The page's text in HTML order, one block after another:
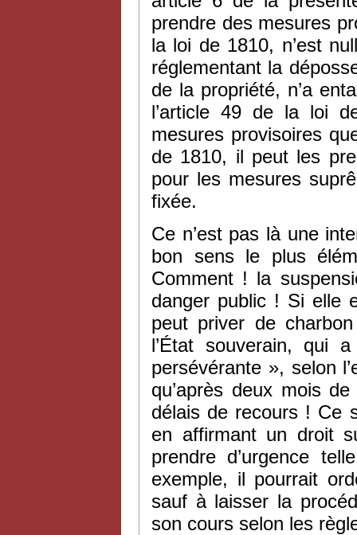
prendre des mesures
la loi de 1810, n’est
réglementant la
de la propriété, n’a
l’article 49 de la loi
mesures provisoires
de 1810, il peut les
pour les mesures
fixée.
Ce n’est pas là une
bon sens le plus
Comment ! la
danger public ! Si elle
peut priver de
l’État souverain, qui
persévérante », selon
qu’après deux mois
délais de recours ! Ce
en affirmant un droit
prendre d’urgence
exemple, il pourrait
sauf à laisser la
son cours selon les